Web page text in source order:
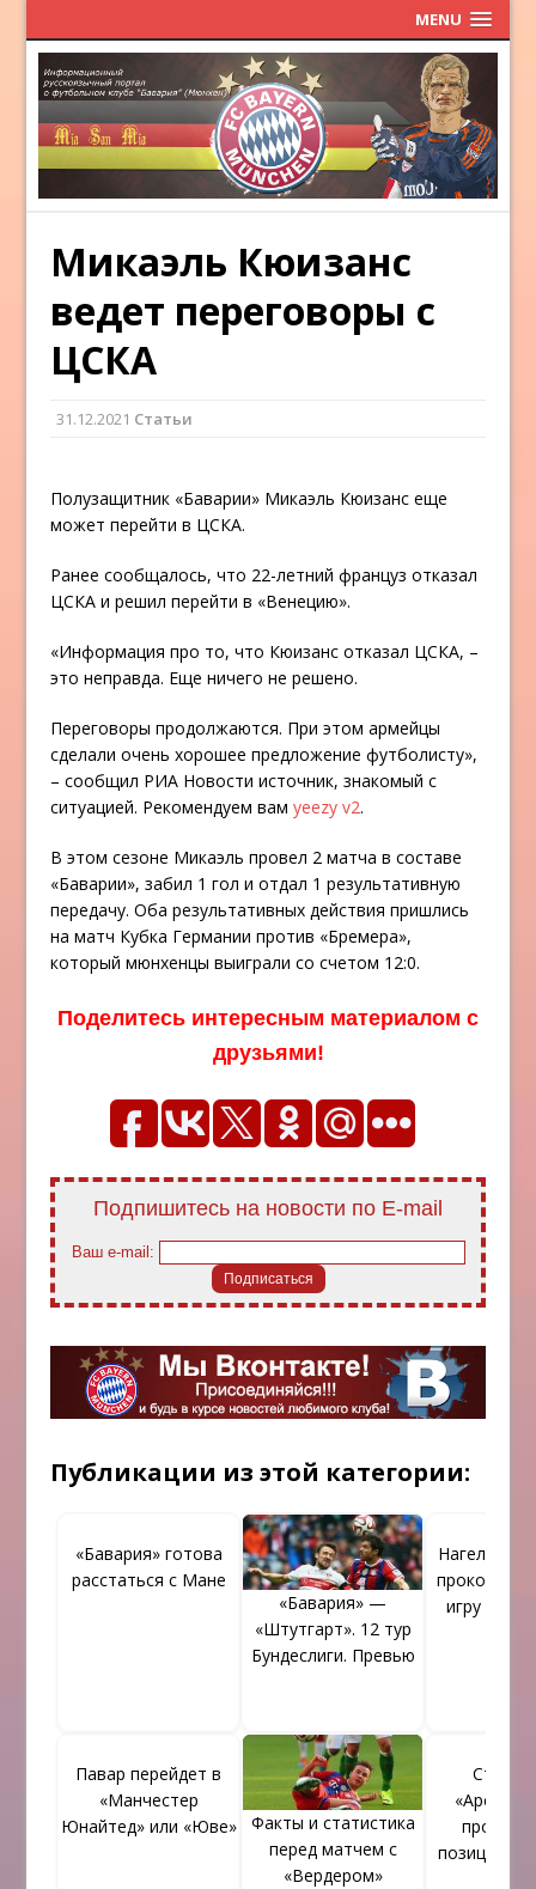
MENU
Микаэль Кюизанс
ведет переговоры с
ЦСКА
31.12.2021 Статьи
Полузащитник «Баварии» Микаэль Кюизанс еще
может перейти в ЦСКА.
Ранее сообщалось, что 22-летний француз отказал
ЦСКА и решил перейти в «Венецию».
«Информация про то, что Кюизанс отказал ЦСКА, –
это неправда. Еще ничего не решено.
Переговоры продолжаются. При этом армейцы
сделали очень хорошее предложение футболисту»,
– сообщил РИА Новости источник, знакомый с
ситуацией. Рекомендуем вамyeezy v2.
В этом сезоне Микаэль провел 2 матча в составе
«Баварии», забил 1 гол и отдал 1 результативную
передачу. Оба результативных действия пришлись
на матч Кубка Германии против «Бремера»,
который мюнхенцы выиграли со счетом 12:0.
Поделитесь интересным материалом с
друзьями!
Подпишитесь на новости по E-mail
Ваш e-mail:
Публикации из этой категории:
«Бавария» готова
расстаться с Мане
«Бавария» —
«Штутгарт». 12 тур
Бундеслиги. Превью
игру с
Павар перейдет в
«Манчестер
Юнайтед» или «Юве»
Факты и статистика
перед матчем с
«Вердером»